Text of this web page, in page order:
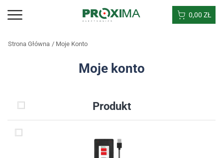
0,00 ZŁ
Strona Główna Moje Konto
Moje konto
Produkt